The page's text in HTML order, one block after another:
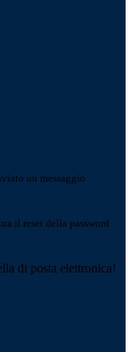
un messaggio
il reset della password
di posta elettronica!